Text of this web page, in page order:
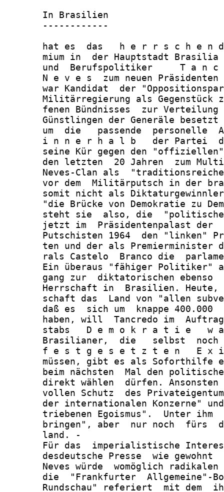
       In Brasilien
       ------------
hat es  das   h e r r s c h e n
mium in  der Hauptstadt
und  Berufspolitiker     T a n
N e v e s  zum neuen
war Kandidat  der
Militärregierung als Gegenstück
fenen Bündnisses  zur
Günstlingen der Generäle
um  die   passende  personelle
i n n e r h a l b   der Partei
seine Kür gegen den
den letzten  20 Jahren  zum
Neves-Clan als
vor dem  Militärputsch in der
somit nicht als
"die Brücke von Demokratie zu
steht sie  also, die
jetzt im  Präsidentenpalast der
Putschisten 1964  den "linken"
ten und der als Premierminister
rals Castelo  Branco die
Ein überaus "fähiger Politiker"
gang zur  diktatorischen ebenso
Herrschaft in  Brasilien.
schaft das  Land von "allen
daß es  sich um  knappe 400.000
haben, will  Tancredo im
stabs   D e m o k r a t i e   w
Brasilianer,  die   selbst
f e s t g e s e t z t e n   E x
müssen, gibt es als Soforthilfe
beim nächsten  Mal den
direkt wählen  dürfen.
vollen Schutz  des
der internationalen Konzerne"
triebenen Egoismus".  Unter ihm
bringen", aber  nur noch  fürs
       land. -
Für das  imperialistische
desdeutsche Presse  wie gewohnt
Neves würde  womöglich
die  "Frankfurter  Allgemeine"-
Rundschau" referiert  mit dem